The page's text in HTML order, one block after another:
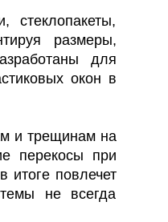
стеклопакеты,
размеры,
для
окон в
и трещинам на
перекосы при
итоге повлечет
не всегда